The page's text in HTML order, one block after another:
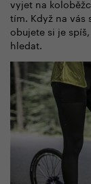
vyjet na
tím. Když na
obujete si je
hledat.